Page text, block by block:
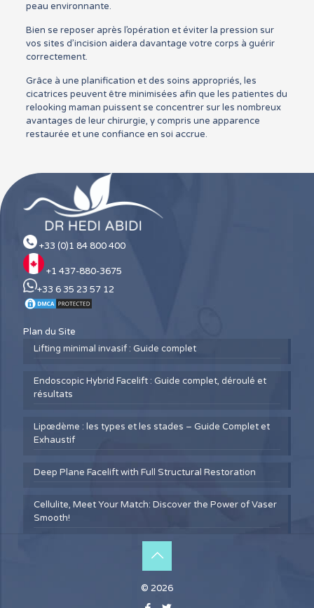
peau environnante.
Bien se reposer après l’opération et éviter la pression sur
vos sites d’incision aidera davantage votre corps à guérir
correctement.
Grâce à une planification et des soins appropriés, les
cicatrices peuvent être minimisées afin que les patientes du
relooking maman puissent se concentrer sur les nombreux
avantages de leur chirurgie, y compris une apparence
restaurée et une confiance en soi accrue.
+33 (0)1 84 800 400
+1 437-880-3675
+33 6 35 23 57 12
Plan du Site
Lifting minimal invasif : Guide complet
Endoscopic Hybrid Facelift : Guide complet, déroulé et
résultats
Lipœdème : les types et les stades – Guide Complet et
Exhaustif
Deep Plane Facelift with Full Structural Restoration
Cellulite, Meet Your Match: Discover the Power of Vaser
Smooth!
© 2026